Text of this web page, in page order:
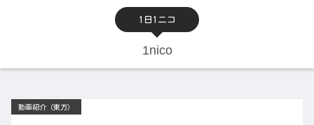
1日1ニコ
1nico
動画紹介（東方）